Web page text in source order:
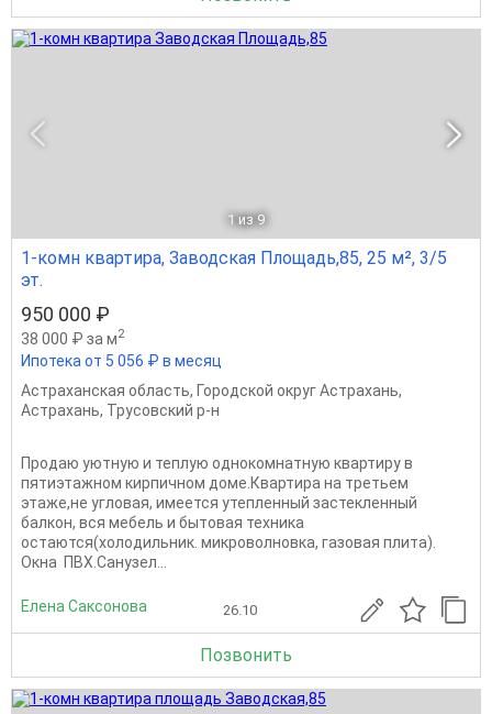
1 из 9
1-комн квартира, Заводская Площадь,85, 25 м², 3/5
эт.
950 000 ₽
38 000 ₽ за м2
Ипотека от 5 056 ₽ в месяц
Астраханская область, Городской округ Астрахань,
Астрахань, Трусовский р-н
Продаю уютную и теплую однокомнатную квартиру в
пятиэтажном кирпичном доме.Квартира на третьем
этаже,не угловая, имеется утепленный застекленный
балкон, вся мебель и бытовая техника
остаются(холодильник. микроволновка, газовая плита).
Окна ПВХ.Санузел...
Елена Саксонова 26.10
Позвонить